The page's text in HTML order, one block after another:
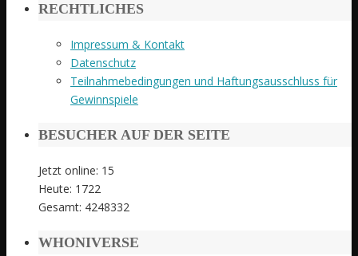
RECHTLICHES
Impressum & Kontakt
Datenschutz
Teilnahmebedingungen und Haftungsausschluss für
Gewinnspiele
BESUCHER AUF DER SEITE
Jetzt online: 15
Heute: 1722
Gesamt: 4248332
WHONIVERSE